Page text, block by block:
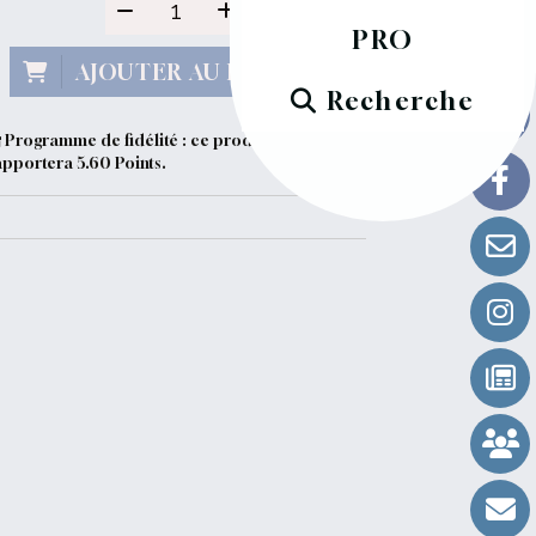
PRO
Recherche
AJOUTER AU PANIER
Programme de fidélité : ce produit vous
5.60 Points.